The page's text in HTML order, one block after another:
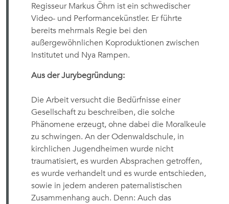
Regisseur Markus Öhrn ist ein schwedischer
Video- und Performancekünstler. Er führte
bereits mehrmals Regie bei den
außergewöhnlichen Koproduktionen zwischen
Institutet und Nya Rampen.
Aus der Jurybegründung:
Die Arbeit versucht die Bedürfnisse einer
Gesellschaft zu beschreiben, die solche
Phänomene erzeugt, ohne dabei die Moralkeule
zu schwingen. An der Odenwaldschule, in
kirchlichen Jugendheimen wurde nicht
traumatisiert, es wurden Absprachen getroffen,
es wurde verhandelt und es wurde entschieden,
sowie in jedem anderen paternalistischen
Zusammenhang auch. Denn: Auch das